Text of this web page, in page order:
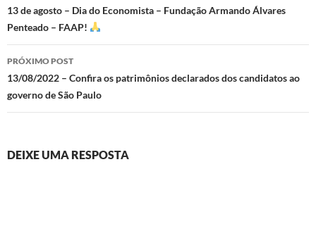
de
posts
13 de agosto – Dia do Economista – Fundação Armando Álvares
Penteado – FAAP!
PRÓXIMO POST
13/08/2022 – Confira os patrimônios declarados dos candidatos ao
governo de São Paulo
DEIXE UMA RESPOSTA